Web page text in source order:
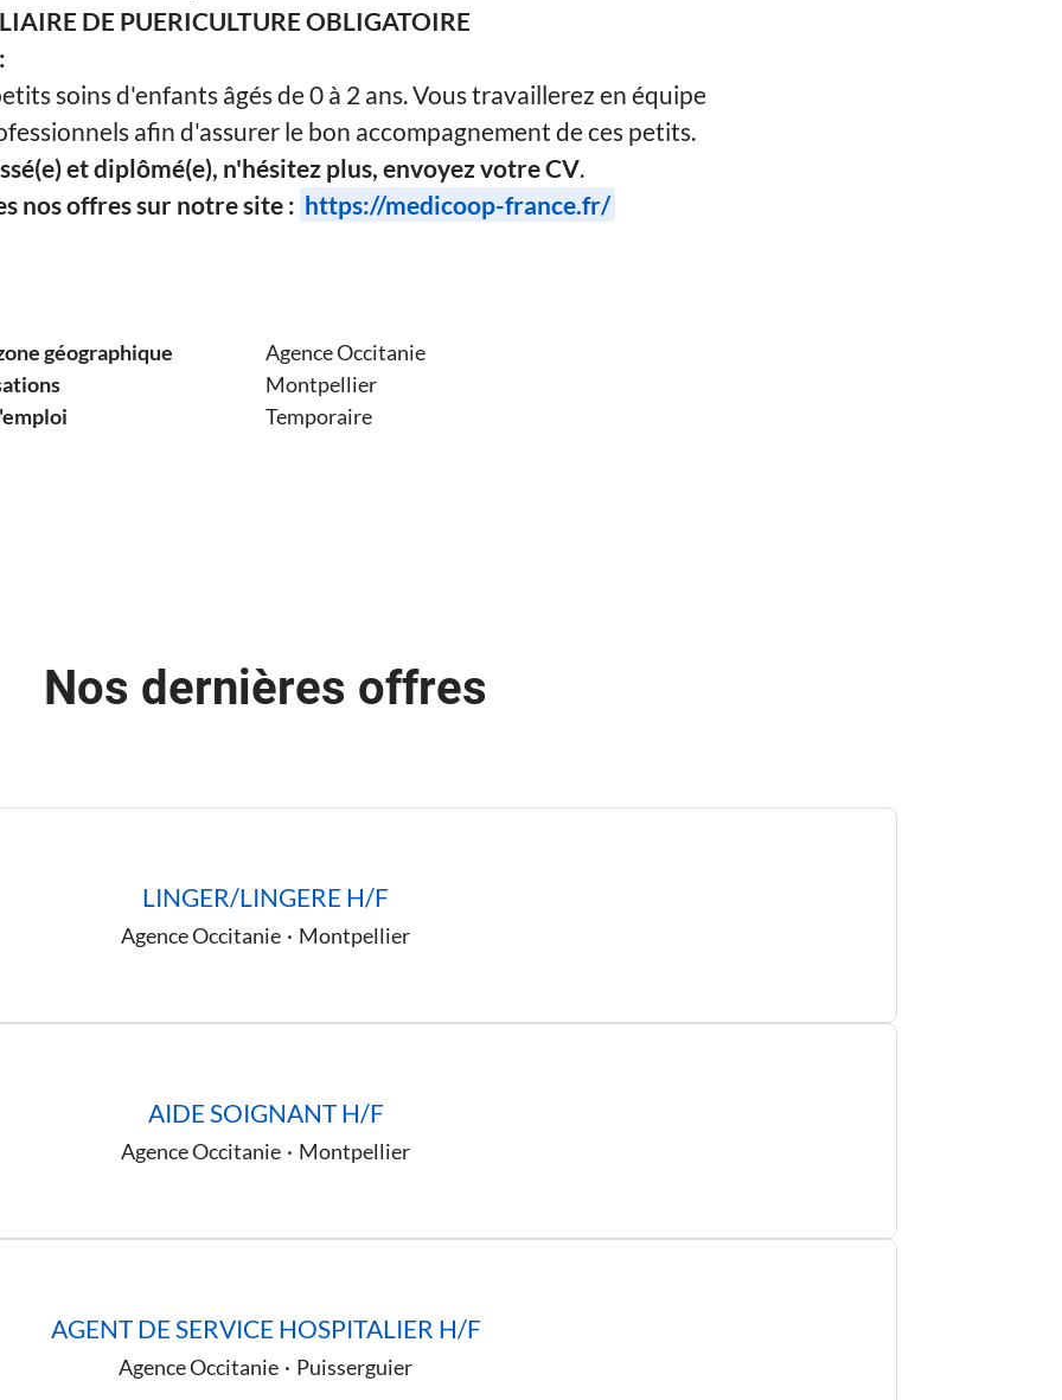
DE PUERICULTURE OBLIGATOIRE
soins d'enfants âgés de 0 à 2 ans. Vous travaillerez en équipe
afin d'assurer le bon accompagnement de ces petits.
et diplômé(e), n'hésitez plus, envoyez votre CV.
nos offres sur notre site : https://medicoop-france.fr/
géographique
Agence Occitanie
Montpellier
Temporaire
Nos dernières offres
LINGER/LINGERE H/F
Agence Occitanie · Montpellier
AIDE SOIGNANT H/F
Agence Occitanie · Montpellier
AGENT DE SERVICE HOSPITALIER H/F
Agence Occitanie · Puisserguier